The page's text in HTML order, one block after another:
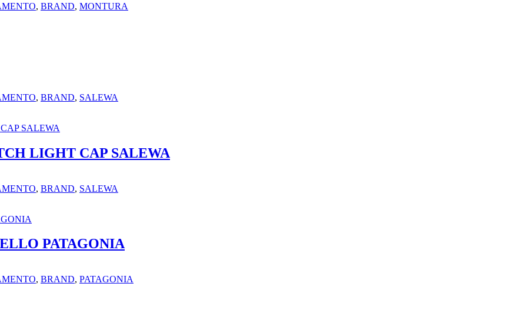
, BRAND, MONTURA
, BRAND, SALEWA
LIGHT CAP SALEWA
, BRAND, SALEWA
PATAGONIA
, BRAND, PATAGONIA